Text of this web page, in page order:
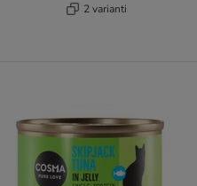
2 varianti